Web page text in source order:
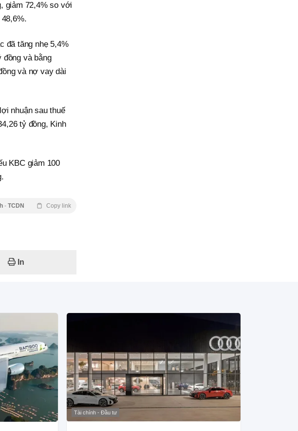
giảm 72,4% so với
đã tăng nhẹ 5,4%
đồng và bằng
và nợ vay dài
nhuận sau thuế
tỷ đồng, Kinh
KBC giảm 100
- TCDN Copy link
In
Tài chính - Đầu tư